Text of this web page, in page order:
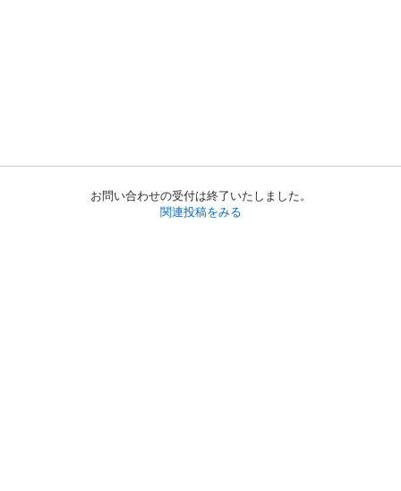
お問い合わせの受付は終了いたしました。
関連投稿をみる